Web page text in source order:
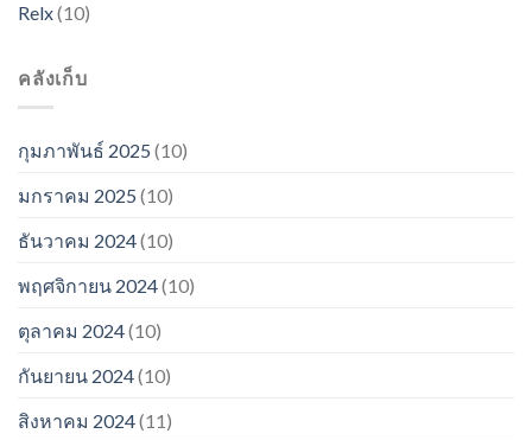
Relx(10)
คลังเก็บ
กุมภาพันธ์ 2025 (10)
มกราคม 2025 (10)
ธันวาคม 2024(10)
พฤศจิกายน 2024(10)
ตุลาคม 2024(10)
กันยายน 2024(10)
สิงหาคม 2024(11)